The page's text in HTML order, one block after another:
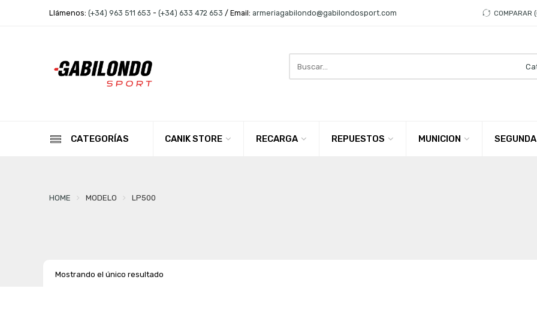
Llámenos: (+34) 963 511 653 - (+34) 633 472 653 / Email: armeriagabilondo@gabilondosport.com COMPARAR
here
CATEGORÍAS CANIK STORE RECARGA REPUESTOS MUNICION
HOME MODELO LP500
Mostrando el único resultado